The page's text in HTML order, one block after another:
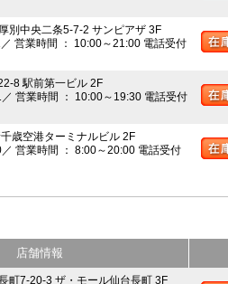
別中央二条5-7-2 サンピアザ 3F
営業時間 ： 10:00～21:00 電話受付
8 駅前第一ビル 2F
営業時間 ： 10:00～19:30 電話受付
歳空港ターミナルビル 2F
営業時間 ： 8:00～20:00 電話受付
店舗情報
町7-20-3 ザ・モール仙台長町 3F